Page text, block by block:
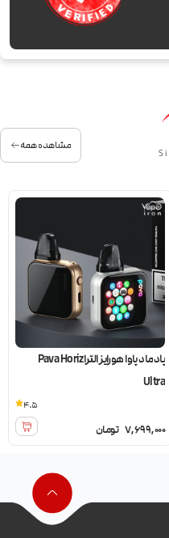
مشاهده همه
پادماد پاوا هورایز الترا Pava Horiz
Ultra
7,699,000 تومان
4.5